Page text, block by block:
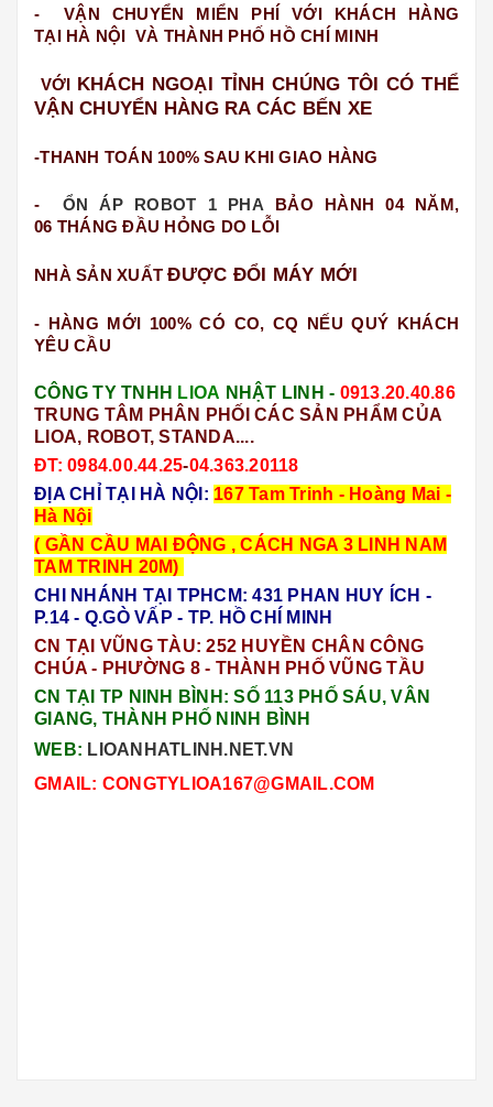
- VẬN CHUYỂN MIỂN PHÍ VỚI KHÁCH HÀNG
TẠI HÀ NỘI VÀ THÀNH PHỐ HỒ CHÍ MINH
VỚI KHÁCH NGOẠI TỈNH CHÚNG TÔI CÓ THỂ
VẬN CHUYỂN HÀNG RA CÁC BẾN XE
-THANH TOÁN 100% SAU KHI GIAO HÀNG
- ỔN ÁP ROBOT 1 PHA BẢO HÀNH 04 NĂM,
06 THÁNG ĐẦU HỎNG DO LỖI
NHÀ SẢN XUẤTĐƯỢC ĐỔI MÁY MỚI
- HÀNG MỚI 100% CÓ CO, CQ NẾU QUÝ KHÁCH
YÊU CẦU
CÔNG TY TNHH LIOA NHẬT LINH - 0913.20.40.86
TRUNG TÂM PHÂN PHỐI CÁC SẢN PHẨM CỦA
LIOA, ROBOT, STANDA....
ĐT: 0984.00.44.25-04.363.20118
ĐỊA CHỈ TẠI HÀ NỘI: 167 Tam Trinh - Hoàng Mai -
Hà Nội
( GẦN CẦU MAI ĐỘNG , CÁCH NGA 3 LINH NAM
TAM TRINH 20M)
CHI NHÁNH TẠI TPHCM: 431 PHAN HUY ÍCH -
P.14 - Q.GÒ VẤP - TP. HỒ CHÍ MINH
CN TẠI VŨNG TÀU: 252 HUYỀN CHÂN CÔNG
CHÚA - PHƯỜNG 8 - THÀNH PHỐ VŨNG TẦU
CN TẠI TP NINH BÌNH: SỐ 113 PHỐ SÁU, VÂN
GIANG, THÀNH PHỐ NINH BÌNH
WEB: LIOANHATLINH.NET.VN
GMAIL: CONGTYLIOA167@GMAIL.COM